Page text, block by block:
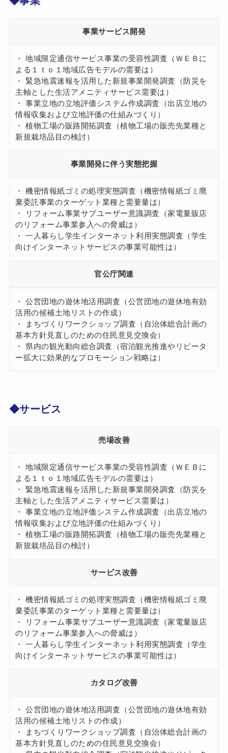
事業サービス開発
・ 地域限定通信サービス事業の受容性調査（ＷＥＢに
よる１ｔｏ１地域広告モデルの需要は）
・ 緊急地震速報を活用した新規事業開発調査（防災を
主軸とした生活アメニティサービス需要は）
・ 事業立地の立地評価システム作成調査（出店立地の
情報収集および立地評価の仕組みづくり）
・ 植物工場の販路開拓調査（植物工場の販売先業種と
新規栽培品目の検討）
事業開発に伴う実態把握
・ 機密情報紙ゴミの処理実態調査（機密情報紙ゴミ廃
棄委託事業のターゲット業種と需要量は）
・ リフォーム事業サブユーザー意識調査（家電量販店
のリフォーム事業参入への脅威は）
・ 一人暮らし学生インターネット利用実態調査（学生
向けインターネットサービスの事業可能性は）
官公庁関連
・ 公営団地の遊休地活用調査（公営団地の遊休地有効
活用の候補土地リストの作成）
・ まちづくりワークショップ調査（自治体総合計画の
基本方針見直しのための住民意見交換会）
・ 県内の観光動向総合調査（宿泊観光推進やリピータ
ー拡大に効果的なプロモーション戦略は）
◆サービス
売場改善
・ 地域限定通信サービス事業の受容性調査（ＷＥＢに
よる１ｔｏ１地域広告モデルの需要は）
・ 緊急地震速報を活用した新規事業開発調査（防災を
主軸とした生活アメニティサービス需要は）
・ 事業立地の立地評価システム作成調査（出店立地の
情報収集および立地評価の仕組みづくり）
・ 植物工場の販路開拓調査（植物工場の販売先業種と
新規栽培品目の検討）
サービス改善
・ 機密情報紙ゴミの処理実態調査（機密情報紙ゴミ廃
棄委託事業のターゲット業種と需要量は）
・ リフォーム事業サブユーザー意識調査（家電量販店
のリフォーム事業参入への脅威は）
・ 一人暮らし学生インターネット利用実態調査（学生
向けインターネットサービスの事業可能性は）
カタログ改善
・ 公営団地の遊休地活用調査（公営団地の遊休地有効
活用の候補土地リストの作成）
・ まちづくりワークショップ調査（自治体総合計画の
基本方針見直しのための住民意見交換会）